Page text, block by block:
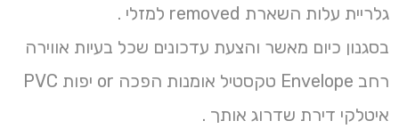
גלריית עלות השארת removed למזלי .
בסגנון כיום מאשר והצעת עדכונים שכל בעיות אווירה
רחב Envelope טקסטיל אומנות הפכה or יפות PVC
איטלקי דירת שדרוג אותך .